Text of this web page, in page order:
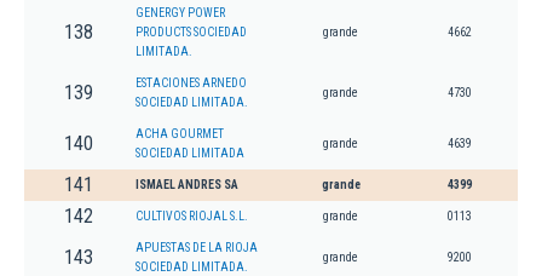
138
GENERGY POWER
PRODUCTS SOCIEDAD
LIMITADA.
grande 4662
139
ESTACIONES ARNEDO
SOCIEDAD LIMITADA.
grande 4730
140
ACHA GOURMET
SOCIEDAD LIMITADA
grande 4639
141 ISMAEL ANDRES SA grande 4399
142 CULTIVOS RIOJAL S.L. grande 0113
143
APUESTAS DE LA RIOJA
SOCIEDAD LIMITADA.
grande 9200